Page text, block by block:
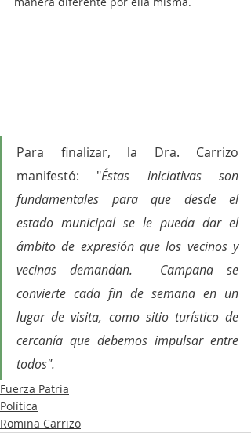
Para finalizar, la Dra. Carrizo
manifestó: "Éstas iniciativas son
fundamentales para que desde el
estado municipal se le pueda dar el
ámbito de expresión que los vecinos y
vecinas demandan.  Campana se
convierte cada fin de semana en un
lugar de visita, como sitio turístico de
cercanía que debemos impulsar entre
todos".
Fuerza Patria
Política
Romina Carrizo